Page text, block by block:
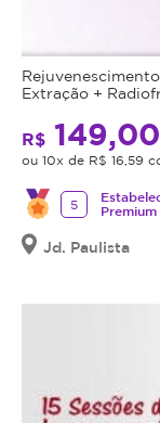
Extração +
R$ 149,00
ou 10x de R$ 16,59
5
Premium
Jd. Paulista